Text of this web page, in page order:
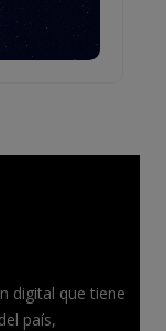
digital que tiene
país,